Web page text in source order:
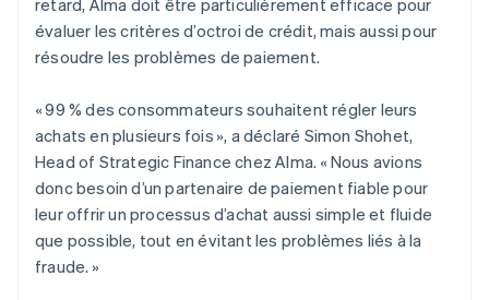
évaluer les critères d’octroi de crédit, mais aussi pour
résoudre les problèmes de paiement.
« 99 % des consommateurs souhaitent régler leurs
achats en plusieurs fois », a déclaré Simon Shohet,
Head of Strategic Finance chez Alma. « Nous avions
donc besoin d’un partenaire de paiement fiable pour
leur offrir un processus d’achat aussi simple et fluide
que possible, tout en évitant les problèmes liés à la
fraude. »